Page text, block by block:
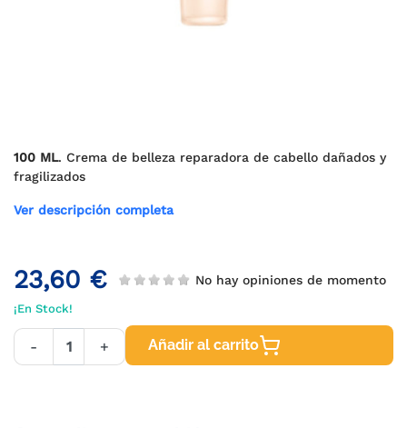
100 ML. Crema de belleza reparadora de cabello dañados y
fragilizados
Ver descripción completa
23,60 € No hay opiniones de momento
¡En Stock!
- + Añadir al carrito